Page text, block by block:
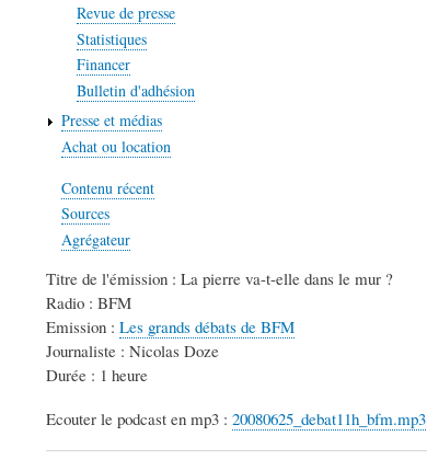
Revue de presse
Statistiques
Financer
Bulletin d'adhésion
Presse et médias
Achat ou location
Contenu récent
Sources
Agrégateur
Titre de l'émission : La pierre va-t-elle dans le mur ?
Radio : BFM
Emission : Les grands débats de BFM
Journaliste : Nicolas Doze
Durée : 1 heure
Ecouter le podcast en mp3 : 20080625_debat11h_bfm.mp3